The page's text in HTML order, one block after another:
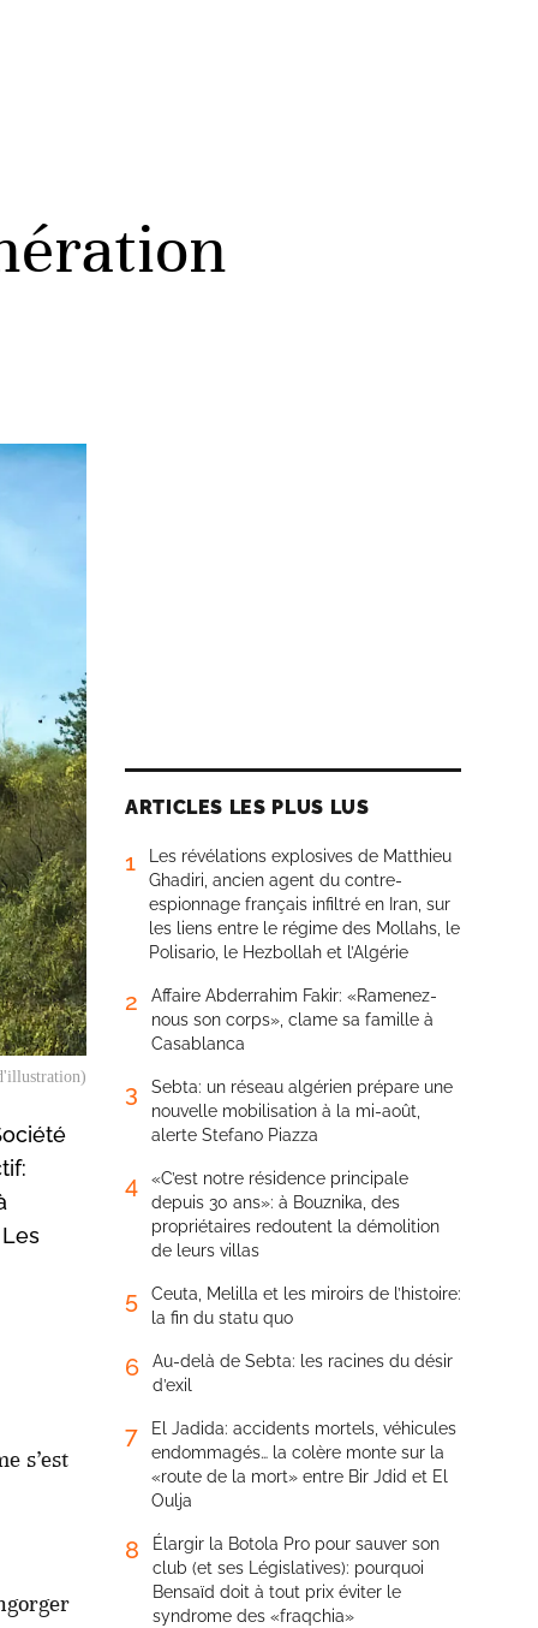
s’est
ARTICLES LES PLUS LUS
1
Les révélations explosives de Matthieu
Ghadiri, ancien agent du contre-
espionnage français infiltré en Iran, sur
les liens entre le régime des Mollahs, le
Polisario, le Hezbollah et l’Algérie
2
Affaire Abderrahim Fakir: «Ramenez-
nous son corps», clame sa famille à
Casablanca
3
Sebta: un réseau algérien prépare une
nouvelle mobilisation à la mi-août,
alerte Stefano Piazza
4
«C’est notre résidence principale
depuis 30 ans»: à Bouznika, des
propriétaires redoutent la démolition
de leurs villas
5
Ceuta, Melilla et les miroirs de l’histoire:
la fin du statu quo
6
Au-delà de Sebta: les racines du désir
d’exil
7
El Jadida: accidents mortels, véhicules
endommagés… la colère monte sur la
«route de la mort» entre Bir Jdid et El
Oulja
8
Élargir la Botola Pro pour sauver son
club (et ses Législatives): pourquoi
Bensaïd doit à tout prix éviter le
syndrome des «fraqchia»